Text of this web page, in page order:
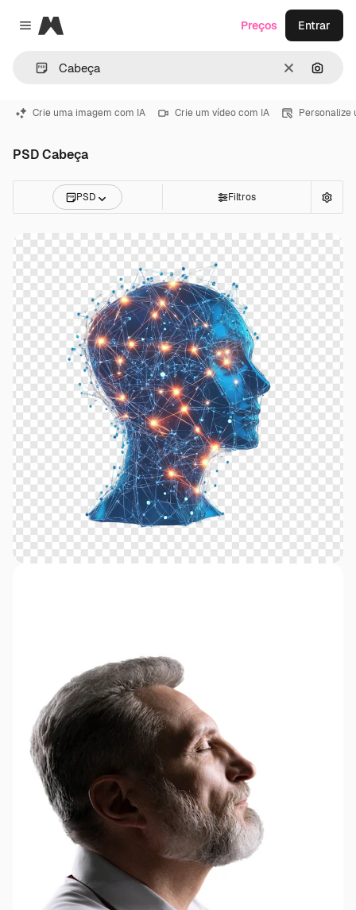
Close menu
Magnific
Limpar
Preços Entrar
Crie uma imagem com IA Crie um vídeo com IA Personalize
PSD Cabeça
PSD Filtros